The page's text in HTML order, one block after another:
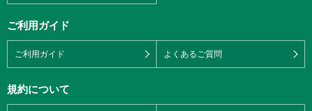
ご利用ガイド
ご利用ガイド よくあるご質問
規約について